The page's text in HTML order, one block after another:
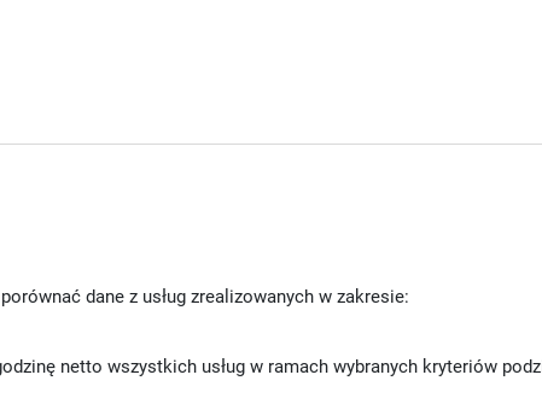
dane z usług zrealizowanych w zakresie:
netto wszystkich usług w ramach wybranych kryteriów